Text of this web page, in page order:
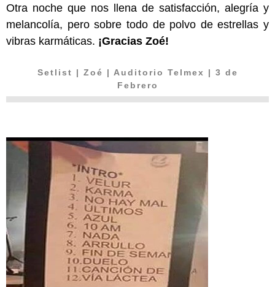
Otra noche que nos llena de satisfacción, alegría y
melancolía, pero sobre todo de polvo de estrellas y
vibras karmáticas. ¡Gracias Zoé!
Setlist | Zoé | Auditorio Telmex | 3 de
Febrero